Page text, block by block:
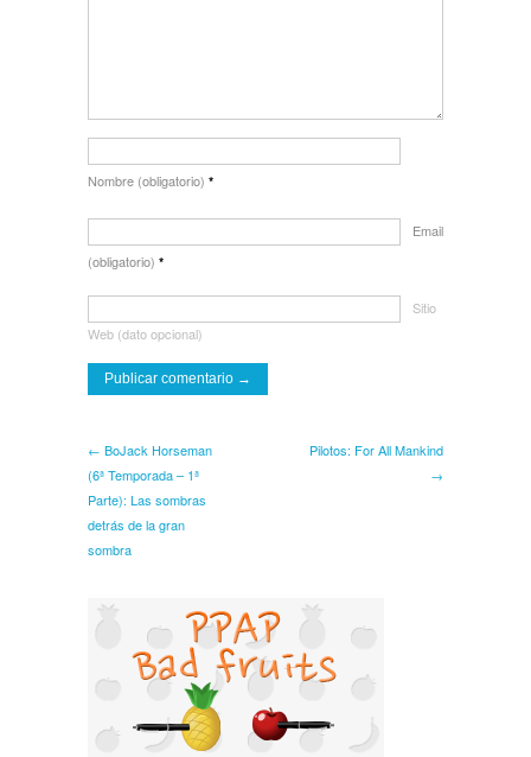
Nombre (obligatorio) *
Email
(obligatorio) *
Sitio
Web (dato opcional)
← BoJack Horseman
(6ª Temporada – 1ª
Parte): Las sombras
detrás de la gran
sombra
Pilotos: For All Mankind
→